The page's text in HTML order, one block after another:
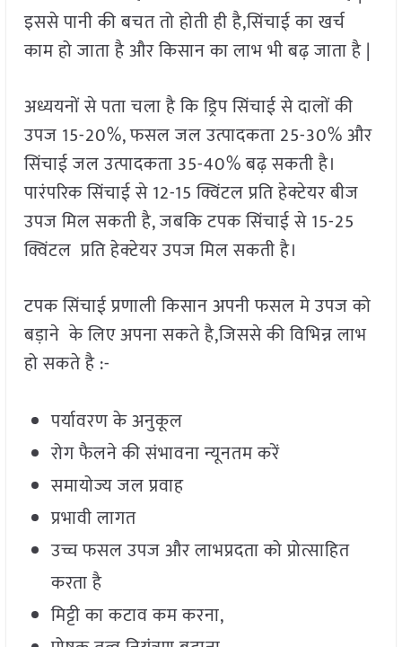
इससे पानी की बचत तो होती ही है,सिंचाई का खर्च
काम हो जाता है और किसान का लाभ भी बढ़ जाता है |
अध्ययनों से पता चला है कि ड्रिप सिंचाई से दालों की
उपज 15-20%, फसल जल उत्पादकता 25-30% और
सिंचाई जल उत्पादकता 35-40% बढ़ सकती है।
पारंपरिक सिंचाई से 12-15 क्विंटल प्रति हेक्टेयर बीज
उपज मिल सकती है, जबकि टपक सिंचाई से 15-25
क्विंटल प्रति हेक्टेयर उपज मिल सकती है।
टपक सिंचाई प्रणाली किसान अपनी फसल मे उपज को
बड़ाने के लिए अपना सकते है,जिससे की विभिन्न लाभ
हो सकते है :-
पर्यावरण के अनुकूल
रोग फैलने की संभावना न्यूनतम करें
समायोज्य जल प्रवाह
प्रभावी लागत
उच्च फसल उपज और लाभप्रदता को प्रोत्साहित
करता है
मिट्टी का कटाव कम करना,